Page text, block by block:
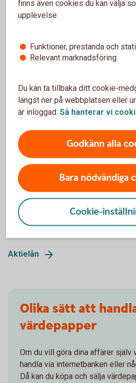
Warranter
Warranter
Certifikat – Bull & Bear
möjlighet att öka avkastningen i din
Certifikat – Bull &Bear
Aktielån
Ett aktielån innebär att aktieägaren
Aktielån
Olika sätt att
värdepapper
Om du vill göra dina affärer själv
handla via internetbanken eller
Då kan du köpa och sälja
finns även cookies du kan välja
upplevelse:
Funktioner, prestanda och
Relevant marknadsföring
Du kan ta tillbaka ditt cookie-
längst ner på webbplatsen eller
är inloggad. Så hanterar vi
Godkänn alla
Bara nödvändiga
Cookie-